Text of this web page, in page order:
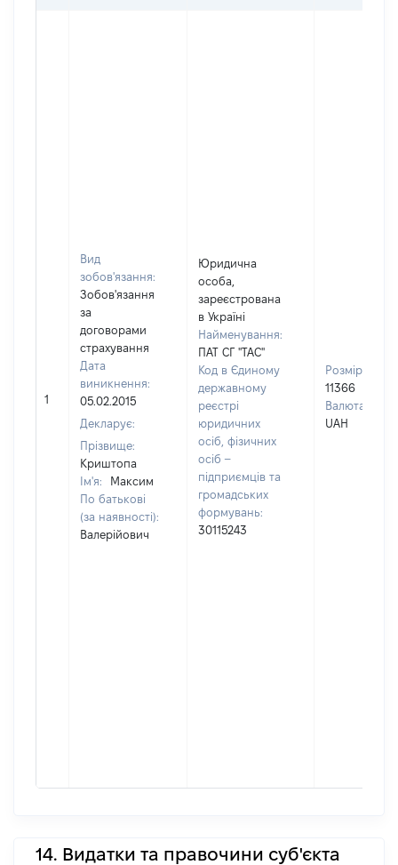
1
Вид
зобов'язання:
Зобов'язання
за
договорами
страхування
Дата
виникнення:
05.02.2015
Декларує:
Прізвище:
Криштопа
Ім'я:
Максим
По батькові
(за наявності):
Валерійович
Юридична
особа,
зареєстрована
в Україні
Найменування:
ПАТ СГ "ТАС"
Код в Єдиному
державному
реєстрі
юридичних
осіб, фізичних
осіб –
підприємців та
громадських
формувань:
30115243
Розмір:
11366
Валюта:
UAH
14. Видатки та правочини суб'єкта